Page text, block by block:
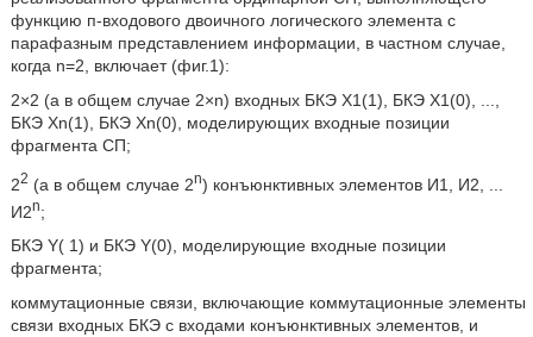
функцию п-входового двоичного логического элемента с
парафазным представлением информации, в частном случае,
когда n=2, включает (фиг.1):
2×2 (а в общем случае 2×n) входных БКЭ Х1(1), БКЭ Х1(0), ...,
БКЭ Хn(1), БКЭ Хn(0), моделирующих входные позиции
фрагмента СП;
22 (а в общем случае 2n) конъюнктивных элементов И1, И2, ...
И2n;
БКЭ Y( 1) и БКЭ Y(0), моделирующие входные позиции
фрагмента;
коммутационные связи, включающие коммутационные элементы
связи входных БКЭ с входами конъюнктивных элементов, и